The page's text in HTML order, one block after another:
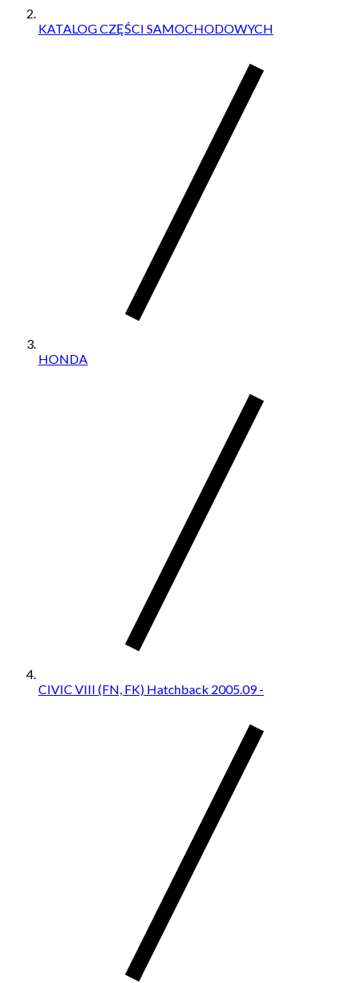
KATALOG CZĘŚCI SAMOCHODOWYCH
HONDA
CIVIC VIII (FN, FK) Hatchback 2005.09 -